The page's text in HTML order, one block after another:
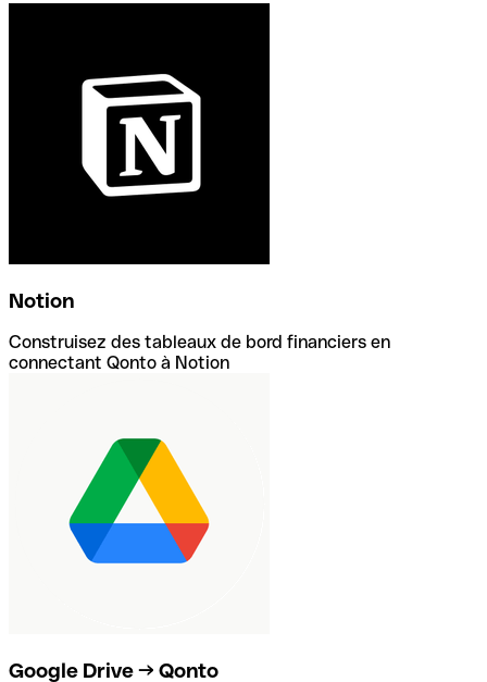
Notion
Construisez des tableaux de bord financiers en
connectant Qonto à Notion
Google Drive → Qonto